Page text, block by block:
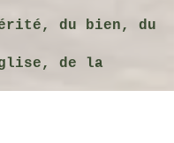
du bien, du
de la